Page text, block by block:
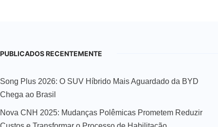
PUBLICADOS RECENTEMENTE
Song Plus 2026: O SUV Híbrido Mais Aguardado da BYD
Chega ao Brasil
Nova CNH 2025: Mudanças Polêmicas Prometem Reduzir